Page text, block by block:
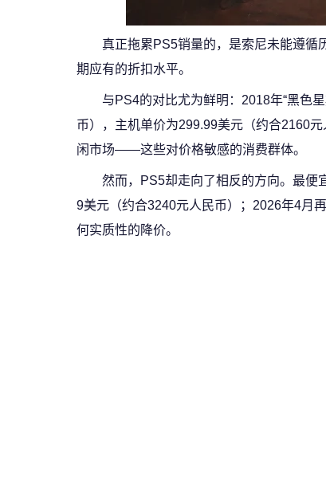
真正拖累PS5销量的，是索尼未能遵循
期应有的折扣水平。
与PS4的对比尤为鲜明：2018年“黑色
币），主机单价为299.99美元（约合2160
闲市场——这些对价格敏感的消费群体。
然而，PS5却走向了相反的方向。最便
9美元（约合3240元人民币）；2026年4月
何实质性的降价。